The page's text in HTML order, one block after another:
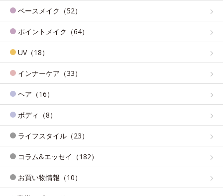
ベースメイク（52）
ポイントメイク（64）
UV（18）
インナーケア（33）
ヘア（16）
ボディ（8）
ライフスタイル（23）
コラム&エッセイ（182）
お買い物情報（10）